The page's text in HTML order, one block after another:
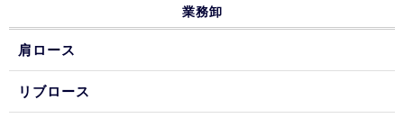
業務卸
肩ロース
リブロース